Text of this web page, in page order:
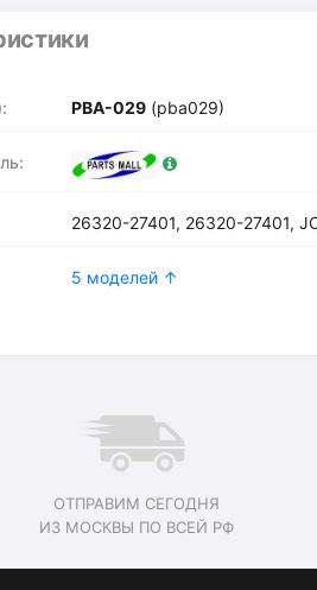
PBA-029 (pba029)
26320-27401, 26320-27401,
5 моделей ↑
ОТПРАВИМ СЕГОДНЯ
ИЗ МОСКВЫ ПО ВСЕЙ РФ